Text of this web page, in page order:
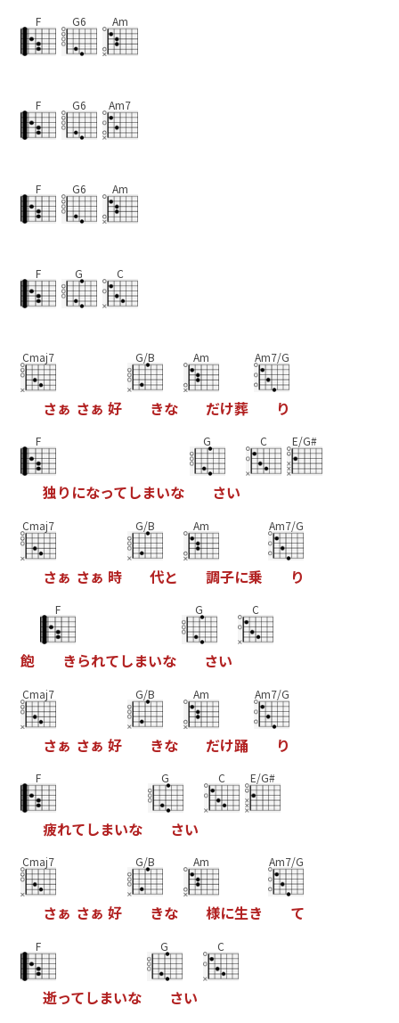
F G6 Am
F G6 Am7
F G6 Am
F G C
Cmaj7
さぁ さぁ 好
G/B
きな
Am
だけ葬
Am7/G
り
F
独り になってしまいな
G
さい
C E/G#
Cmaj7
さぁ さぁ 時
G/B
代と
Am
調子に乗
Am7/G
り
飽
F
きられてしまいな
G
さい
C
Cmaj7
さぁ さぁ 好
G/B
きな
Am
だけ踊
Am7/G
り
F
疲れてしまいな
G
さい
C E/G#
Cmaj7
さぁ さぁ 好
G/B
きな
Am
様に生き
Am7/G
て
F
逝ってしまいな
G
さい
C